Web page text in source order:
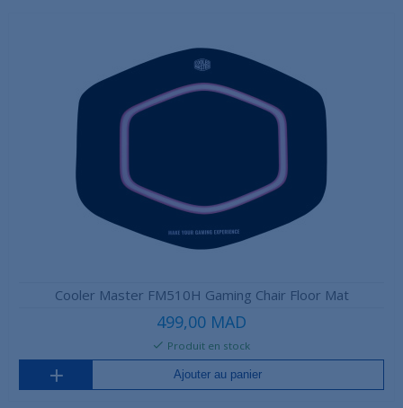
Cooler Master FM510H Gaming Chair Floor Mat
499,00 MAD
Produit en stock
Ajouter au panier